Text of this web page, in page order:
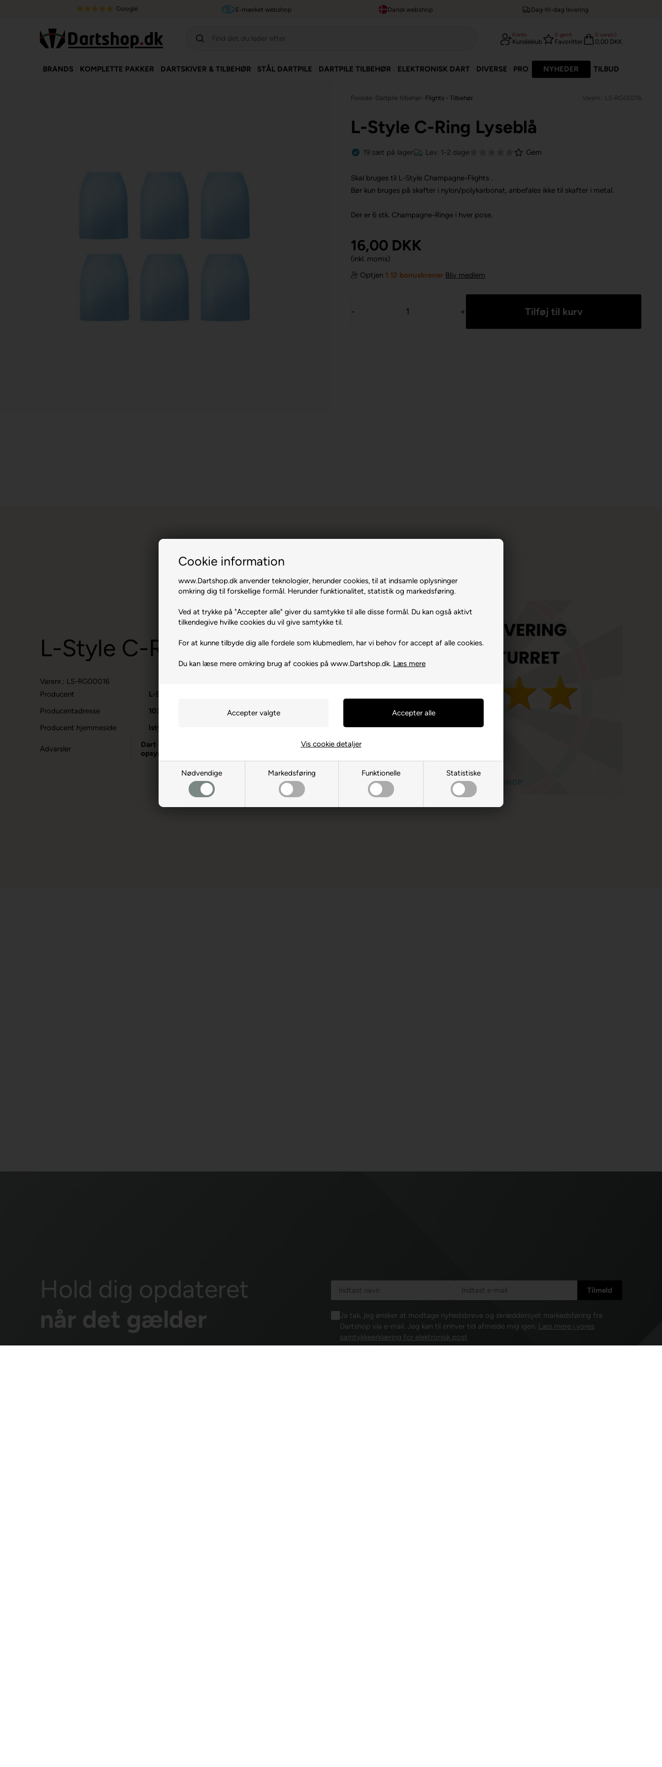
Cookie information
www.Dartshop.dk anvender teknologier, herunder cookies, til at indsamle oplysninger
omkring dig til forskellige formål. Herunder funktionalitet, statistik og markedsføring.
Ved at trykke på "Accepter alle" giver du samtykke til alle disse formål. Du kan også aktivt
tilkendegive hvilke cookies du vil give samtykke til.
For at kunne tilbyde dig alle fordele som klubmedlem, har vi behov for accept af alle cookies.
Du kan læse mere omkring brug af cookies på www.Dartshop.dk. Læs mere
Nødvendige Markedsføring Funktionelle Statistiske
Vis cookie detaljer
Google E-mærket webshop Dansk webshop Dag-til-dag levering
Konto
Kundeklub
0 gemt
Favoritter
0 vare(r)
0,00 DKK
BRANDS KOMPLETTE PAKKER DARTSKIVER & TILBEHØR STÅL DARTPILE DARTPILE TILBEHØR ELEKTRONISK DART DIVERSE PRO NYHEDER TILBUD
Forside Dartpile tilbehør Flights - Tilbehør Varenr.: LS-RG00016
L-Style C-Ring Lyseblå
19 sæt på lager Lev. 1-2 dage Gem
Skal bruges til L-Style Champagne-Flights .
Bør kun bruges på skafter i nylon/polykarbonat, anbefales ikke til skafter i metal.
Der er 6 stk. Champagne-Ringe i hver pose.
16,00 DKK
(inkl. moms)
Optjen 1.12 bonuskroner Bliv medlem
- +
L-Style C-Ring Lyseblå.
Varenr.: LS-RG00016
Producent
L-Style
Producentadresse
1031-1 Ukizuka, JP-340-0835 Saitama
Producent hjemmeside
lstyleglobal.com
Advarsler
Dart er en sport for voksne. Børn bør ikke spille uden
opsyn.
Hold dig opdateret
når det gælder
Ja tak, jeg ønsker at modtage nyhedsbreve og skræddersyet markedsføring fra
Dartshop via e-mail. Jeg kan til enhver tid afmelde mig igen. Læs mere i vores
samtykkeerklæring for elektronisk post